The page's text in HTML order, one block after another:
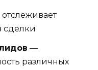
сделки
—
различных